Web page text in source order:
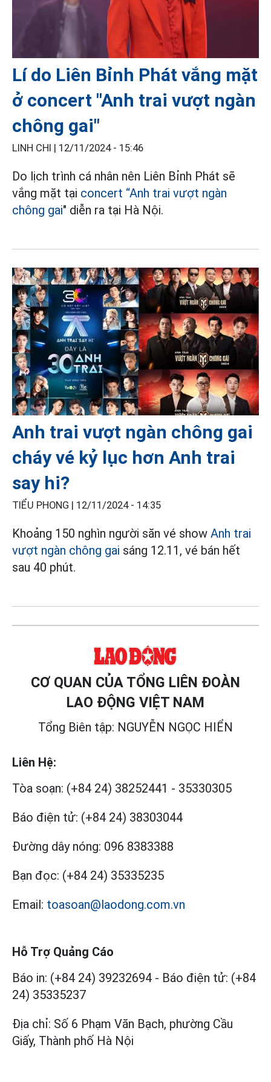
Lí do Liên Bỉnh Phát vắng mặt
ở concert "Anh trai vượt ngàn
chông gai"
LINH CHI | 12/11/2024 - 15:46
Do lịch trình cá nhân nên Liên Bỉnh Phát sẽ
vắng mặt tại concert “Anh trai vượt ngàn
chông gai" diễn ra tại Hà Nội.
Anh trai vượt ngàn chông gai
cháy vé kỷ lục hơn Anh trai
say hi?
TIỂU PHONG | 12/11/2024 - 14:35
Khoảng 150 nghìn người săn vé show Anh trai
vượt ngàn chông gai sáng 12.11, vé bán hết
sau 40 phút.
CƠ QUAN CỦA TỔNG LIÊN ĐOÀN
LAO ĐỘNG VIỆT NAM
Tổng Biên tập: NGUYỄN NGỌC HIỂN
Liên Hệ:
Tòa soạn: (+84 24) 38252441 - 35330305
Báo điện tử: (+84 24) 38303044
Đường dây nóng: 096 8383388
Bạn đọc: (+84 24) 35335235
Email: toasoan@laodong.com.vn
Hỗ Trợ Quảng Cáo
Báo in: (+84 24) 39232694 - Báo điện tử: (+84
24) 35335237
Địa chỉ: Số 6 Phạm Văn Bạch, phường Cầu
Giấy, Thành phố Hà Nội